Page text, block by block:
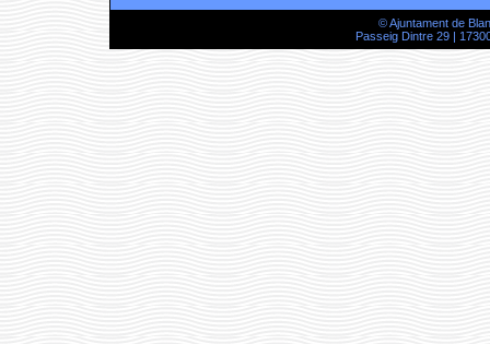
© Ajuntament de
Passeig Dintre 29 |